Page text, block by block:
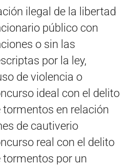
ilegal de la libertad
público con
o sin las
por la ley,
de violencia o
ideal con el delito
en relación
de cautiverio
real con el delito
por un